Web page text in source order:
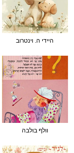
היידי ה. וינטרוב
וולף בולבה